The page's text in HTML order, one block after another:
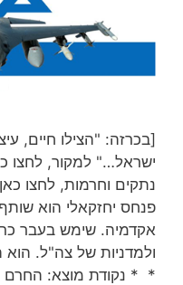
[בכרזה: "הצילו חיים,
ישראל…" למקור, לחצו
נתקים וחרמות, לחצו
פנחס יחזקאלי הוא
אקדמיה. שימש בעבר
ולמדניות של צה"ל.
* * נקודת מוצא: החרם